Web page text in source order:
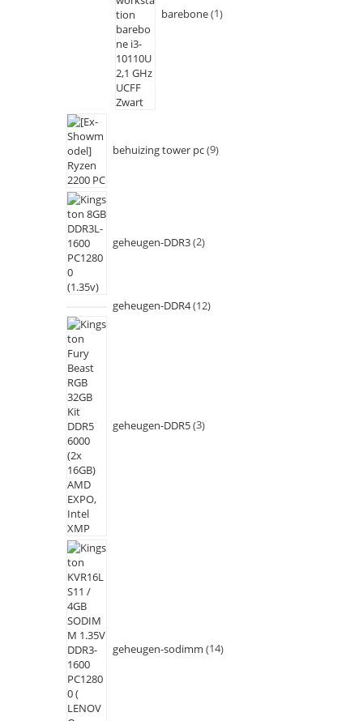
barebone 1
behuizing tower pc 9
geheugen-DDR3 2
geheugen-DDR4 12
geheugen-DDR5 3
geheugen-sodimm 14